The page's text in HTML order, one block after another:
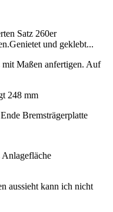
Satz 260er
und geklebt...
mit Maßen anfertigen. Auf
248 mm
Bremsträgerplatte
Anlagefläche
aussieht kann ich nicht